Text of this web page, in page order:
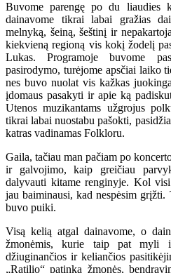
Buvome parengę po du liaudies
dainavome tikrai labai gražias
melnyką, šeiną, šeštinį ir
kiekvieną regioną vis kokį žodelį
Lukas. Programoje buvome
pasirodymo, turėjome apsčiai laiko
nes buvo nuolat vis kažkas
įdomaus pasakyti ir apie ką
Utenos muzikantams užgrojus
tikrai labai nuostabu pašokti,
katras vadinamas Folkloru.
Gaila, tačiau man pačiam po
ir galvojimo, kaip greičiau
dalyvauti kitame renginyje. Kol
jau baiminausi, kad nespėsim
buvo puiki.
Visą kelią atgal dainavome, o
žmonėmis, kurie taip pat myli
džiuginančios ir keliančios
„Ratilio“ patinka žmonės,